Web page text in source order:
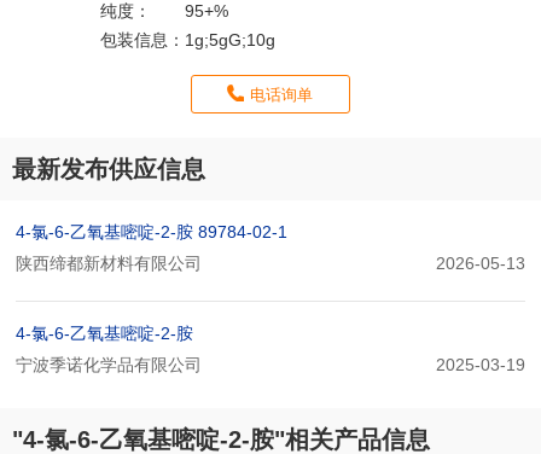
纯度：
95+%
包装信息： 1g;5gG;10g
电话询单
最新发布供应信息
4-氯-6-乙氧基嘧啶-2-胺 89784-02-1
陕西缔都新材料有限公司
2026-05-13
4-氯-6-乙氧基嘧啶-2-胺
宁波季诺化学品有限公司
2025-03-19
"4-氯-6-乙氧基嘧啶-2-胺"相关产品信息